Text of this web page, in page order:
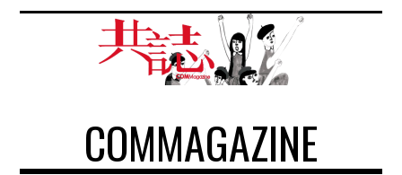
COMMAGAZINE